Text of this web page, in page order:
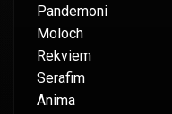
Pandemoni
Moloch
Rekviem
Serafim
Anima